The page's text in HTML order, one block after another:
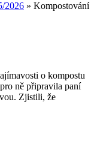
2026 » Kompostování
o kompostu
ně připravila paní
Zjistili, že